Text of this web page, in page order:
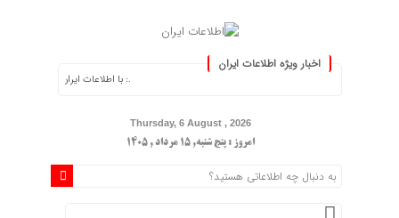
اخبار ویژه اطلاعات ایران
.: با اطلاعات ایران، اطلاعات خود را به‌روز
Thursday, 6 August , 2026
امروز : پنج شنبه, ۱۵ مرداد , ۱۴۰۵